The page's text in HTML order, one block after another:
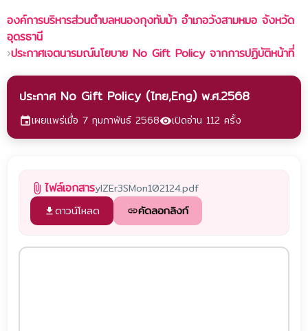
องค์การบริหารส่วนตำบลหนองกุงทับม้า อำเภอวังสามหมอ จังหวัด
อุดรธานี
›ประกาศเจตนารมณ์นโยบาย No Gift Policy จากการปฏิบัติหน้าที่
ประกาศ No Gift Policy (ไทย,Eng) พ.ศ.2568
eventเผยแพร่เมื่อ 7 กุมภาพันธ์ 2568visibilityเปิดอ่าน 112 ครั้ง
attach_file ไฟล์เอกสารyIZEr3SMon102124.pdf
file_downloadดาวน์โหลด linkคัดลอกลิงก์